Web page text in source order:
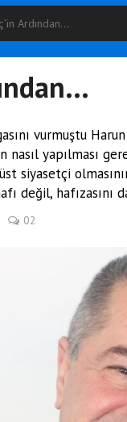
Ardından...
vurmuştu
nasıl yapılması
siyasetçi
değil, hafızasını
02